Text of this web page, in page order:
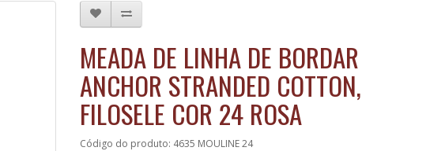
MEADA DE LINHA DE BORDAR
ANCHOR STRANDED COTTON,
FILOSELE COR 24 ROSA
Código do produto: 4635 MOULINE 24